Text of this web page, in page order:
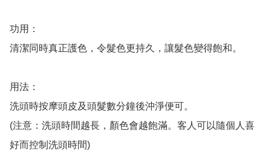
功用：
清潔同時真正護色，令髮色更持久，讓髮色變得飽和。
用法：
洗頭時按摩頭皮及頭髮數分鐘後沖淨便可。
(注意：洗頭時間越長，顏色會越飽滿。客人可以隨個人喜
好而控制洗頭時間)